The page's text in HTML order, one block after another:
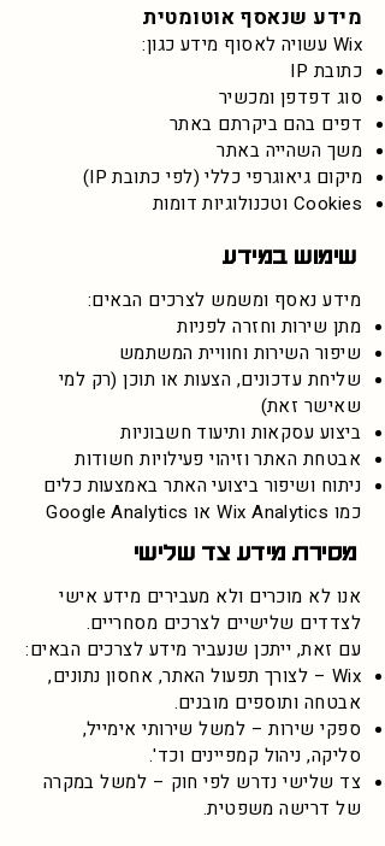
מידע שנאסף אוטומטית
Wix עשויה לאסוף מידע כגון:
כתובת IP
סוג דפדפן ומכשיר
דפים בהם ביקרתם באתר
משך השהייה באתר
מיקום גיאוגרפי כללי (לפי כתובת IP)
Cookies וטכנולוגיות דומות
שימוש במידע
מידע נאסף ומשמש לצרכים הבאים:
מתן שירות וחזרה לפניות
שיפור השירות וחוויית המשתמש
שליחת עדכונים, הצעות או תוכן (רק למי
שאישר זאת)
ביצוע עסקאות ותיעוד חשבוניות
אבטחת האתר וזיהוי פעילויות חשודות
ניתוח ושיפור ביצועי האתר באמצעות כלים
כמו Wix Analytics או Google Analytics
מסירת מידע צד שלישי
אנו לא מוכרים ולא מעבירים מידע אישי
לצדדים שלישיים לצרכים מסחריים.
עם זאת, ייתכן שנעביר מידע לצרכים הבאים:
Wix – לצורך תפעול האתר, אחסון נתונים,
אבטחה ותוספים מובנים.
ספקי שירות – למשל שירותי אימייל,
סליקה, ניהול קמפיינים וכד'.
צד שלישי נדרש לפי חוק – למשל במקרה
של דרישה משפטית.